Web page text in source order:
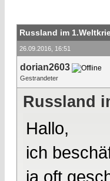
Russland im
26.09.2016, 16:51
dorian2603
Gestrandeter
Russland
Hallo,
ich
ja oft